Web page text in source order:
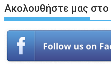
Ακολουθήστε μας στο